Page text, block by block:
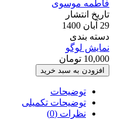
فاطمه موسوی
تاریخ انتشار
29 آبان 1400
دسته بندی
نمایش لوگو
10,000 تومان
پروژه
نمایش
لوگو
سینمایی
افزودن به سبد خرید
توضیحات
توضیحات تکمیلی
نظرات (0)